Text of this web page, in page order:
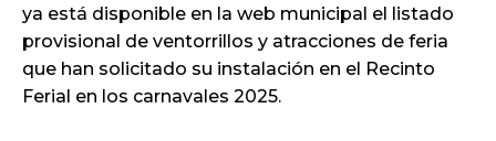
ya está disponible en la web municipal el listado
provisional de ventorrillos y atracciones de feria
que han solicitado su instalación en el Recinto
Ferial en los carnavales 2025.